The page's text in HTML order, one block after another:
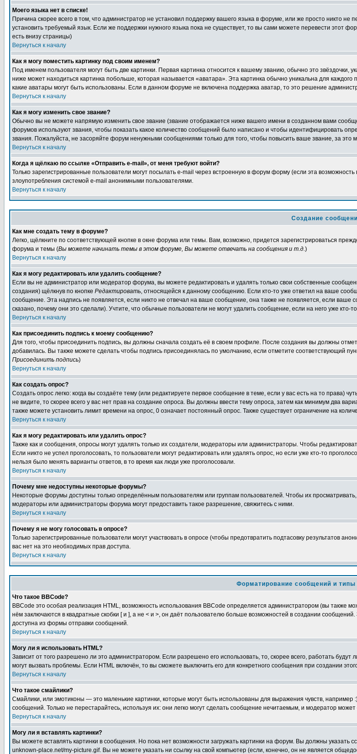
Моего языка нет в списке!
Причина скорее всего в том, что администратор не установил поддержку вашего языка в форуме, или же просто никто
установить требуемый язык. Если же поддержки нужного языка пока не существует, то вы сами можете перевести этот
есть внизу страницы)
Вернуться к началу
Как я могу поместить картинку под своим именем?
Под именем пользователя могут быть две картинки. Первая картинка относится к вашему званию, обычно это
ниже может находиться картинка побольше, которая называется «аватара». Эта картинка обычно уникальна для
какие аватары могут быть использованы. Если в данном форуме не включена поддержка аватар, то это решение
Вернуться к началу
Как я могу изменить свое звание?
Обычно вы не можете напрямую изменить свое звание (звание отображается ниже вашего имени в созданном вами
форумов используют звания, чтобы показать какое количество сообщений было написано и чтобы идентифицировать
звания. Пожалуйста, не засоряйте форум ненужными сообщениями только для того, чтобы повысить ваше звание, за
Вернуться к началу
Когда я щёлкаю по ссылке «Отправить e-mail», от меня требуют войти?
Только зарегистрированные пользователи могут посылать e-mail через встроенную в форум форму (если эта
злоупотребления системой e-mail анонимными пользователями.
Вернуться к началу
Создание
Как мне создать тему в форуме?
Легко, щёлкните по соответствующей кнопке в окне форума или темы. Вам, возможно, придется зарегистрироваться
форума и темы (Вы можете начинать темы в этом форуме, Вы можете отвечать на сообщения и т.д.)
Вернуться к началу
Как я могу редактировать или удалить сообщение?
Если вы не администратор или модератор форума, вы можете редактировать и удалять только свои собственные
создания) щёлкнув по кнопке Редактировать, относящейся к данному сообщению. Если кто-то уже ответил на ваше
сообщение. Эта надпись не появляется, если никто не отвечал на ваше сообщение, она также не появляется, если
сказано, почему они это сделали). Учтите, что обычные пользователи не могут удалить сообщение, если на него уже кто-
Вернуться к началу
Как присоединить подпись к моему сообщению?
Для того, чтобы присоединить подпись, вы должны сначала создать её в своем профиле. После создания вы должны
добавилась. Вы также можете сделать чтобы подпись присоединялась по умолчанию, если отметите соответствующий
Присоединить подпись)
Вернуться к началу
Как создать опрос?
Создать опрос легко: когда вы создаёте тему (или редактируете первое сообщение в теме, если у вас есть на то права)
не видите, то скорее всего у вас нет прав на создание опроса. Вы должны ввести тему опроса, затем как минимум два
также можете установить лимит времени на опрос, 0 означает постоянный опрос. Также существует ограничение на
Вернуться к началу
Как я могу редактировать или удалить опрос?
Также как и сообщения, опросы могут удалять только их создатели, модераторы или администраторы. Чтобы
Если никто не успел проголосовать, то пользователи могут редактировать или удалять опрос, но если уже кто-то
нельзя было менять варианты ответов, в то время как люди уже проголосовали.
Вернуться к началу
Почему мне недоступны некоторые форумы?
Некоторые форумы доступны только определённым пользователям или группам пользователей. Чтобы их
модераторы или администраторы форума могут предоставить такое разрешение, свяжитесь с ними.
Вернуться к началу
Почему я не могу голосовать в опросе?
Только зарегистрированные пользователи могут участвовать в опросе (чтобы предотвратить подтасовку результатов
вас нет на это необходимых прав доступа.
Вернуться к началу
Форматирование сообщений и
Что такое BBCode?
BBCode это особая реализация HTML, возможность использования BBCode определяется администратором (вы также
нём заключаются в квадратные скобки [ и ], а не < и >, он даёт пользователю больше возможностей в создании
доступна из формы отправки сообщений.
Вернуться к началу
Могу ли я использовать HTML?
Зависит от того разрешено ли это администратором. Если разрешено его использовать, то, скорее всего, работать будут
могут вызвать проблемы. Если HTML включён, то вы сможете выключить его для конкретного сообщения при создании
Вернуться к началу
Что такое смайлики?
Смайлики, или эмотиконы — это маленькие картинки, которые могут быть использованы для выражения чувств,
сообщений. Только не перестарайтесь, используя их: они легко могут сделать сообщение нечитаемым, и модератор
Вернуться к началу
Могу ли я вставлять картинки?
Вы можете вставлять картинки в сообщения. Но пока нет возможности загружать картинки на форум. Вы должны указать
unknown-place.net/my-picture.gif. Вы не можете указать ни ссылку на свой компьютер (если, конечно, он не является